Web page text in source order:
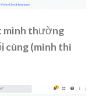
mình thường
cùng (mình thì